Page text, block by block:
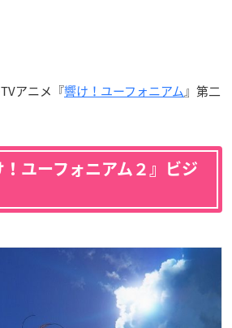
アニメ『響け！ユーフォニアム』第二
ユーフォニアム２』ビジ